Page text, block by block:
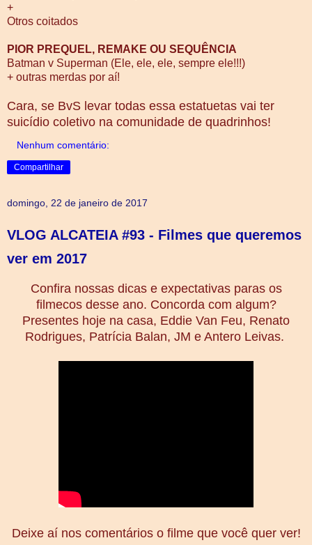
+
Otros coitados
PIOR PREQUEL, REMAKE OU SEQUÊNCIA
Batman v Superman (Ele, ele, ele, sempre ele!!!)
+ outras merdas por aí!
Cara, se BvS levar todas essa estatuetas vai ter
suicídio coletivo na comunidade de quadrinhos!
Nenhum comentário:
Compartilhar
domingo, 22 de janeiro de 2017
VLOG ALCATEIA #93 - Filmes que queremos
ver em 2017
Confira nossas dicas e expectativas paras os
filmecos desse ano. Concorda com algum?
Presentes hoje na casa, Eddie Van Feu, Renato
Rodrigues, Patrícia Balan, JM e Antero Leivas.
Deixe aí nos comentários o filme que você quer ver!